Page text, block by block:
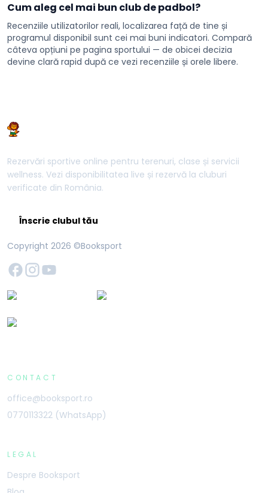
Cum aleg cel mai bun club de padbol?
Recenziile utilizatorilor reali, localizarea față de tine și
programul disponibil sunt cei mai buni indicatori. Compară
câteva opțiuni pe pagina sportului — de obicei decizia
devine clară rapid după ce vezi recenziile și orele libere.
Rezervări sportive online pentru terenuri, clase și servicii
wellness. Vezi disponibilitatea live și rezervă la cluburi
verificate din România.
Înscrie clubul tău
Copyright 2026 ©Booksport
CONTACT
office@booksport.ro
0770113322 (WhatsApp)
LEGAL
Despre Booksport